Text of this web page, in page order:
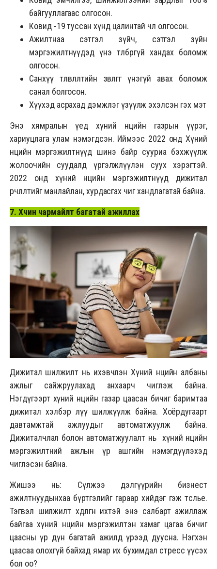
байгууллагаас олгосон.
Ковид -19 туссан хүнд цалинтай чөлөө олгосон.
Ажилтнаа сэтгэл зүйч, сэтгэл зүйн
мэргэжилтнүүдэд үнэ төлбөргүй хандах боломж
олгосон.
Санхүү төлөвлөлтийн зөвлөгөөг үнэгүй авах боломж
санал болгосон.
Хүүхэд асрахад дэмжлэг үзүүлж эхэлсэн гэх мэт
Энэ хямралын үед хүний нөөцийн газрын үүрэг,
хариуцлага улам нэмэгдсэн. Иймээс 2022 онд Хүний
нөөцийн мэргэжилтнүүд шинэ байр сууриа бэхжүүлж
жолоочийн суудалд үргэлжлүүлэн суух хэрэгтэй.
2022 онд хүний нөөцийн мэргэжилтнүүд дижитал
өөрчлөлтийг манлайлан, хурдасгах чиг хандлагатай байна.
7. Хүчин чармайлт багатай ажиллах
Дижитал шилжилт нь ихэвчлэн Хүний нөөцийн албаны
ажлыг сайжруулахад анхаарч чиглэж байна.
Нэгдүгээрт хүний нөөцийн газар цаасан бичиг баримтаа
дижитал хэлбэр лүү шилжүүлж байна. Хоёрдугаарт
давтамжтай ажлуудыг автоматжуулж байна.
Дижиталчлал болон автоматжуулалт нь хүний нөөцийн
мэргэжилтний ажлын үр ашгийн нэмэгдүүлэхэд
чиглэсэн байна.
Жишээ нь: Сүлжээ дэлгүүрийн бизнест
ажилтнуудынхаа бүртгэлийг гараар хийдэг гэж төсөөлье.
Тэгвэл шилжилт хөдөлгөөн ихтэй энэ салбарт ажиллаж
байгаа хүний нөөцийн мэргэжилтэн хамаг цагаа бичиг
цаасны үр дүн багатай ажилд үрээд дуусна. Нэгхэн
цаасаа олохгүй байхад ямар их бухимдал стресс үүсэх
бол оо?